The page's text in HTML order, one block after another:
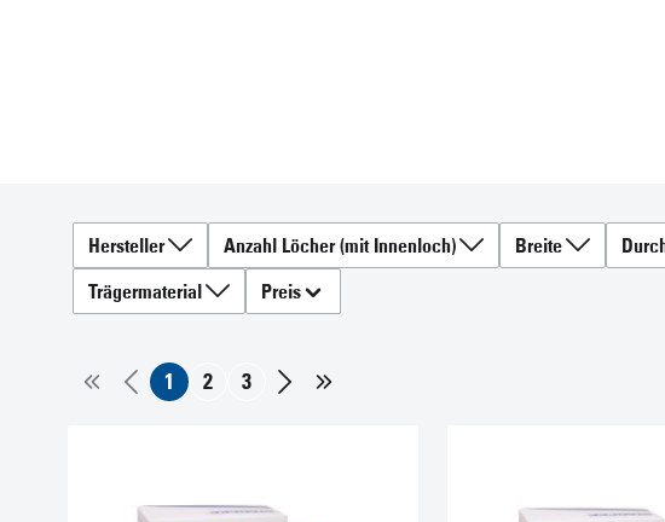
Hersteller Anzahl Löcher (mit Innenloch) Breite
Trägermaterial
Preis
1 2 3